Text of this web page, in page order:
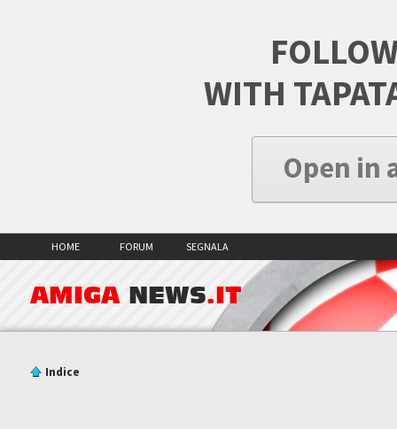
WITH
Open in
HOME FORUM SEGNALA
AMIGA NEWS.IT
Indice